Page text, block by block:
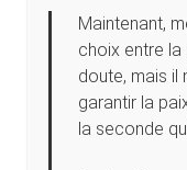
Maintenant,
choix entre la
doute, mais il
garantir la
la seconde